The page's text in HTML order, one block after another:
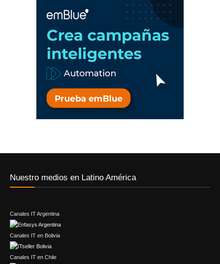
Nuestro medios en Latino América
Canales IT Argentina
Canales IT en Bolivia
Canales IT en Chile